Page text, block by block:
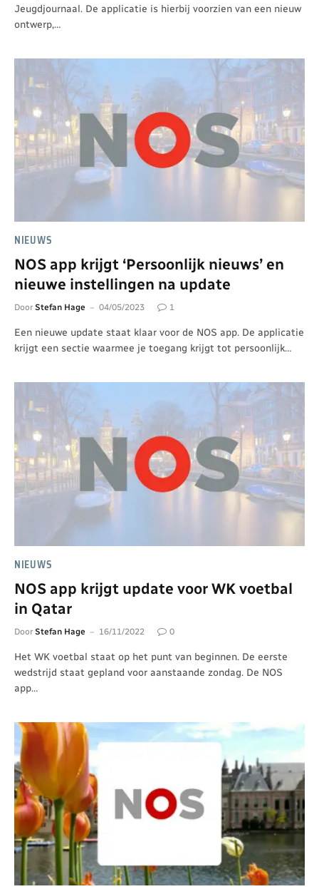
Jeugdjournaal. De applicatie is hierbij voorzien van een nieuw
ontwerp,…
NIEUWS
NOS app krijgt ‘Persoonlijk nieuws’ en
nieuwe instellingen na update
Door Stefan Hage 04/05/2023 1
Een nieuwe update staat klaar voor de NOS app. De applicatie
krijgt een sectie waarmee je toegang krijgt tot persoonlijk…
NIEUWS
NOS app krijgt update voor WK voetbal
in Qatar
Door Stefan Hage 16/11/2022 0
Het WK voetbal staat op het punt van beginnen. De eerste
wedstrijd staat gepland voor aanstaande zondag. De NOS
app…